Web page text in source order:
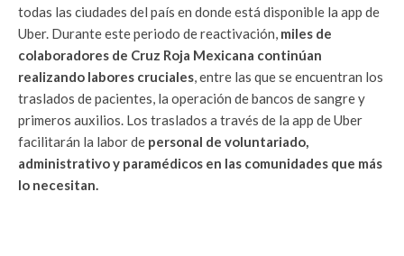
todas las ciudades del país en donde está disponible la app de
Uber. Durante este periodo de reactivación, miles de
colaboradores de Cruz Roja Mexicana continúan
realizando labores cruciales, entre las que se encuentran los
traslados de pacientes, la operación de bancos de sangre y
primeros auxilios. Los traslados a través de la app de Uber
facilitarán la labor de personal de voluntariado,
administrativo y paramédicos en las comunidades que más
lo necesitan.